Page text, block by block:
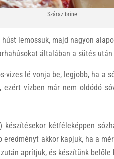
Száraz brine
lemossuk, majd nagyon
általában a sütés után
vizes lé vonja be, legjobb, ha a
vízben már nem oldódó
készítésekor kétféleképpen
akkor kapjuk, ha a
aprítjuk, és készítünk belőle